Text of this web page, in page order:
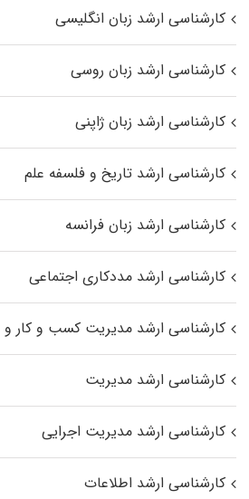
کارشناسی ارشد زبان انگلیسی
کارشناسی ارشد زبان روسی
کارشناسی ارشد زبان ژاپنی
کارشناسی ارشد تاریخ و فلسفه علم
کارشناسی ارشد زبان فرانسه
کارشناسی ارشد مددکاری اجتماعی
کارشناسی ارشد مدیریت کسب و کار و
کارشناسی ارشد مدیریت
کارشناسی ارشد مدیریت اجرایی
کارشناسی ارشد اطلاعات